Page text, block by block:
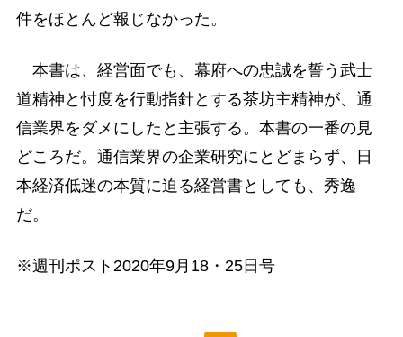
件をほとんど報じなかった。
本書は、経営面でも、幕府への忠誠を誓う武士
道精神と忖度を行動指針とする茶坊主精神が、通
信業界をダメにしたと主張する。本書の一番の見
どころだ。通信業界の企業研究にとどまらず、日
本経済低迷の本質に迫る経営書としても、秀逸
だ。
※週刊ポスト2020年9月18・25日号